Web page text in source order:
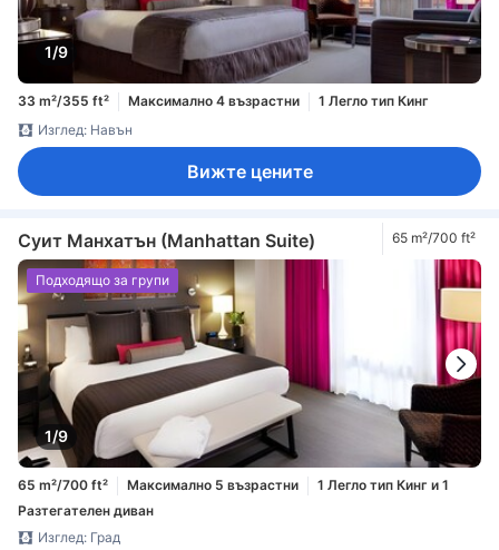
1/9
33 m²/355 ft² Максимално 4 възрастни
1 Легло тип Кинг
Изглед: Навън
Вижте цените
Суит Манхатън (Manhattan Suite) 65 m²/700 ft²
1/9
Подходящо за групи
65 m²/700 ft² Максимално 5 възрастни
1 Легло тип Кинг и 1
Разтегателен диван
Изглед: Град